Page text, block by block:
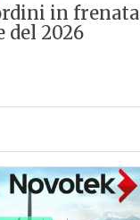
in frenata
del 2026